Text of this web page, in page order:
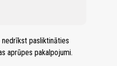
pasliktināties
aprūpes pakalpojumi.